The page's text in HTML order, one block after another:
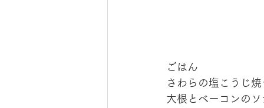
ごはん
さわらの塩こうじ焼
大根とベーコンのソ